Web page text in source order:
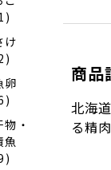
け
卵
物・
魚
商品
北海
る精